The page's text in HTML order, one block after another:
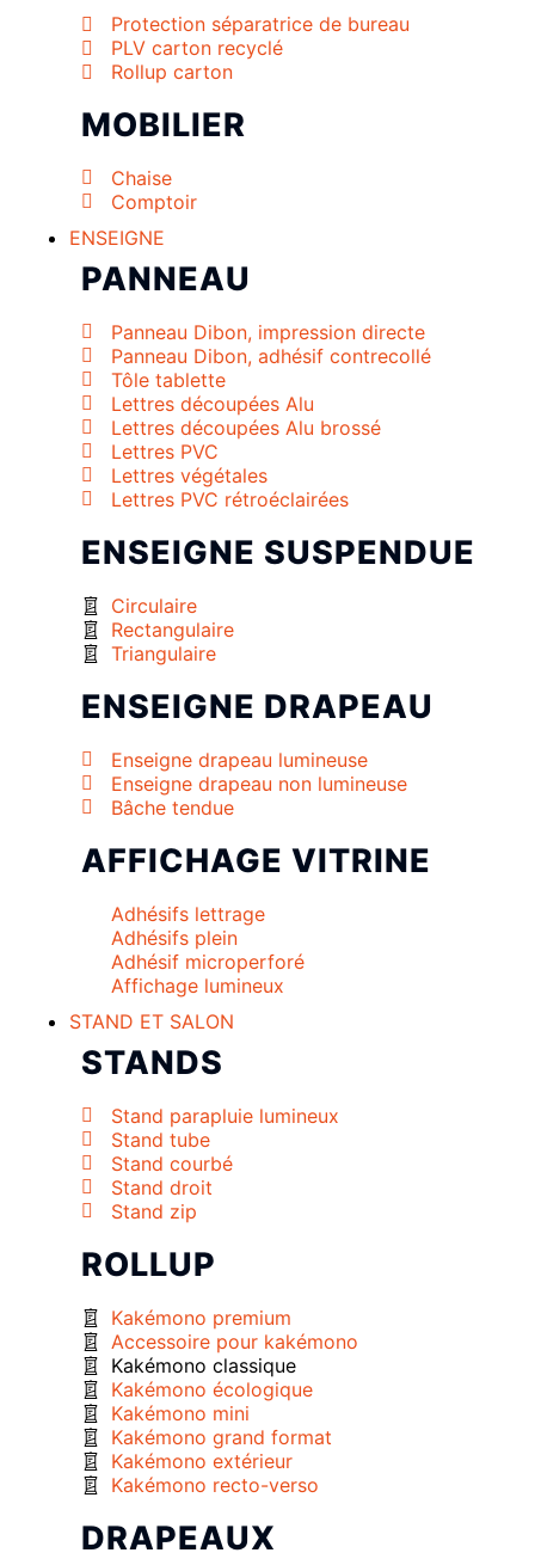
Protection séparatrice de bureau
PLV carton recyclé
Rollup carton
MOBILIER
Chaise
Comptoir
ENSEIGNE
PANNEAU
Panneau Dibon, impression directe
Panneau Dibon, adhésif contrecollé
Tôle tablette
Lettres découpées Alu
Lettres découpées Alu brossé
Lettres PVC
Lettres végétales
Lettres PVC rétroéclairées
ENSEIGNE SUSPENDUE
Circulaire
Rectangulaire
Triangulaire
ENSEIGNE DRAPEAU
Enseigne drapeau lumineuse
Enseigne drapeau non lumineuse
Bâche tendue
AFFICHAGE VITRINE
Adhésifs lettrage
Adhésifs plein
Adhésif microperforé
Affichage lumineux
STAND ET SALON
STANDS
Stand parapluie lumineux
Stand tube
Stand courbé
Stand droit
Stand zip
ROLLUP
Kakémono premium
Accessoire pour kakémono
Kakémono classique
Kakémono écologique
Kakémono mini
Kakémono grand format
Kakémono extérieur
Kakémono recto-verso
DRAPEAUX